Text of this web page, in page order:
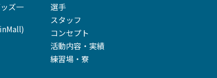
ズ一
選手
スタッフ
コンセプト
活動内容・実績
練習場・寮